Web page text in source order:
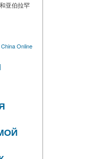
亚伯拉罕
China Online